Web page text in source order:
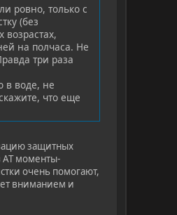
ровно, только с
(без
на полчаса. Не
три раза
в воде, не
что еще
защитных
АТ моменты-
очень помогают,
вниманием и